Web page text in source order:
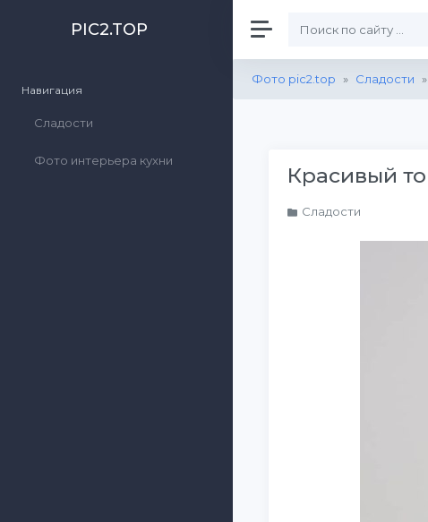
PIC2.TOP
Навигация
Сладости
Фото интерьера кухни
Фото pic2.top » Сладости
Красивый
Сладости